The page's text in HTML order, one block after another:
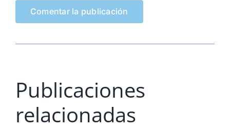
Publicaciones
relacionadas